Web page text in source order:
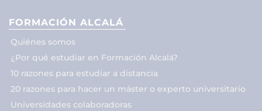
FORMACIÓN ALCALÁ
Quiénes somos
¿Por qué estudiar en Formación Alcalá?
10 razones para estudiar a distancia
20 razones para hacer un máster o experto universitario
Universidades colaboradoras